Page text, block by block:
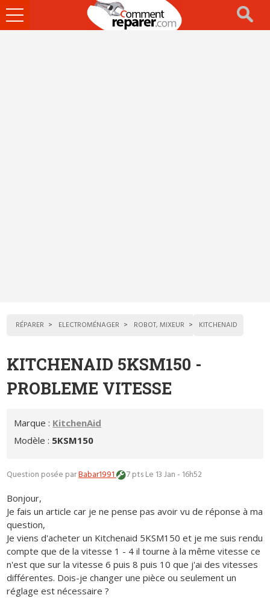
Ouvrir
le
RÉPARER ELECTROMÉNAGER ROBOT, MIXEUR KITCHENAID
KITCHENAID 5KSM150 -
PROBLEME VITESSE
Marque : KitchenAid
Modèle : 5KSM150
Question posée parBabar1991 7 ptsLe 13 Jan - 16h52
Bonjour,
Je fais un article car je ne pense pas avoir vu de réponse à ma
question,
Je viens d'acheter un Kitchenaid 5KSM150 et je me suis rendu
compte que de la vitesse 1 - 4 il tourne à la même vitesse ce
n'est que sur la vitesse 6 puis 8 puis 10 que j'ai des vitesses
différentes. Dois-je changer une pièce ou seulement un
réglage est nécessaire ?